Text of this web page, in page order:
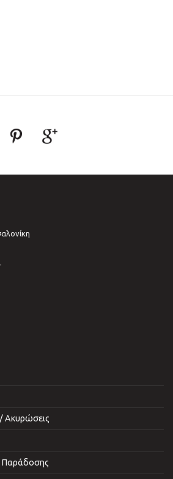
Ακυρώσεις
Παράδοσης